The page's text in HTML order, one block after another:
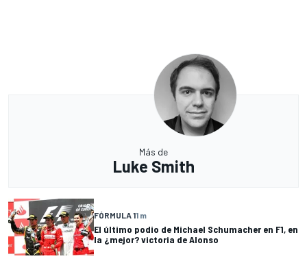
Más de
Luke Smith
FÓRMULA 11 m
El último podio de Michael Schumacher en F1, en
la ¿mejor? victoria de Alonso